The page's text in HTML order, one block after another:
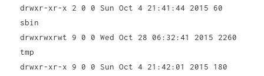
drwxr-xr-x 2 0 0 Sun Oct 4 21:41:44 2015 60
sbin
drwxrwxrwt 9 0 0 Wed Oct 28 06:32:41 2015 2260
tmp
drwxr-xr-x 9 0 0 Sun Oct 4 21:42:01 2015 180